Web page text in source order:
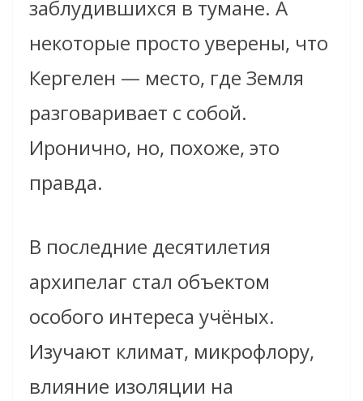
заблудившихся в тумане. А
некоторые просто уверены, что
Кергелен — место, где Земля
разговаривает с собой.
Иронично, но, похоже, это
правда.
В последние десятилетия
архипелаг стал объектом
особого интереса учёных.
Изучают климат, микрофлору,
влияние изоляции на